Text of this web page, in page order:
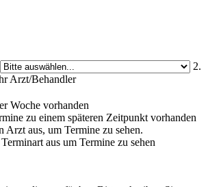
2.
Arzt/Behandler
Woche vorhanden
zu einem späteren Zeitpunkt vorhanden
Arzt aus, um Termine zu sehen.
aus um Termine zu sehen